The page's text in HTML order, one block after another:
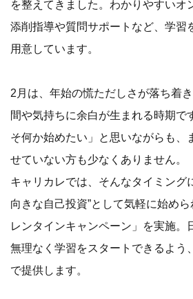
を整えてきました。わかりやすいオ
添削指導や質問サポートなど、学習
用意しています。
2月は、年始の慌ただしさが落ち着
間や気持ちに余白が生まれる時期で
そ何か始めたい」と思いながらも、
せていない方も少なくありません。
キャリカレでは、そんなタイミング
向きな自己投資”として気軽に始め
レンタインキャンペーン」を実施。
無理なく学習をスタートできるよう
で提供します。